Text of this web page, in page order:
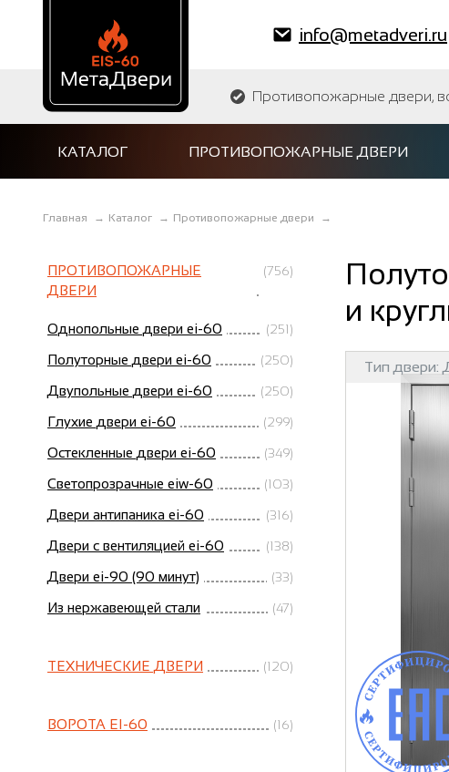
info@metadveri.ru
Противопожарные двери,
КАТАЛОГ ПРОТИВОПОЖАРНЫЕ ДВЕРИ
Главная → Каталог → Противопожарные двери →
ПРОТИВОПОЖАРНЫЕ
ДВЕРИ
(756)
Однопольные двери ei-60 (251)
Полуторные двери ei-60 (250)
Двупольные двери ei-60 (250)
Глухие двери ei-60 (299)
Остекленные двери ei-60 (349)
Светопрозрачные eiw-60 (103)
Двери антипаника ei-60 (316)
Двери с вентиляцией ei-60 (138)
Двери ei-90 (90 минут) (33)
Из нержавеющей стали (47)
ТЕХНИЧЕСКИЕ ДВЕРИ (120)
ВОРОТА EI-60 (16)
и
Тип двери: